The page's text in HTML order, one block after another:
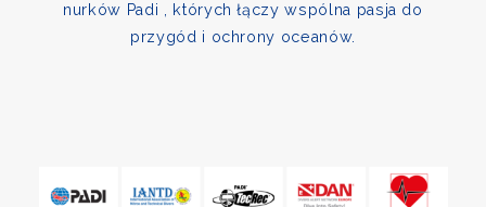
nurków Padi , których łączy wspólna pasja do
przygód i ochrony oceanów.